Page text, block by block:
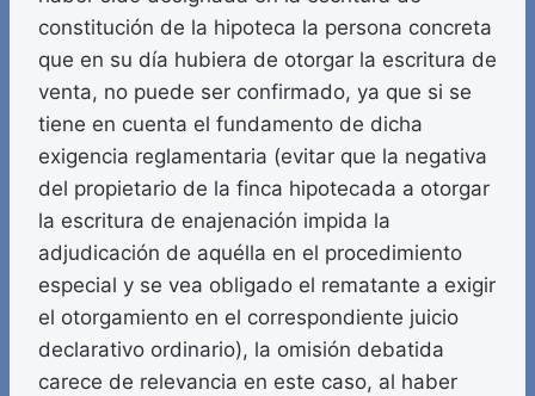
constitución de la hipoteca la persona concreta
que en su día hubiera de otorgar la escritura de
venta, no puede ser confirmado, ya que si se
tiene en cuenta el fundamento de dicha
exigencia reglamentaria (evitar que la negativa
del propietario de la finca hipotecada a otorgar
la escritura de enajenación impida la
adjudicación de aquélla en el procedimiento
especial y se vea obligado el rematante a exigir
el otorgamiento en el correspondiente juicio
declarativo ordinario), la omisión debatida
carece de relevancia en este caso, al haber